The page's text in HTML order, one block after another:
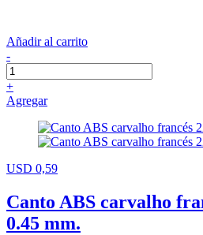
Añadir al carrito
-
+
Agregar
USD 0,59
Canto ABS carvalho
0.45 mm.